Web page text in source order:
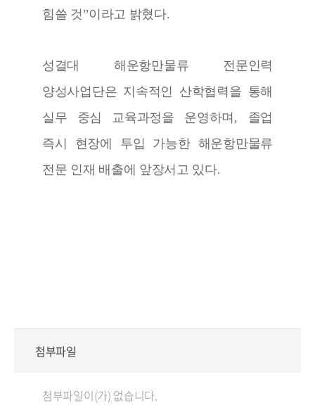
힘쓸 것”이라고 밝혔다.
성결대 해운항만물류 전문인력
양성사업단은 지속적인 산학협력을 통해
실무 중심 교육과정을 운영하며 , 졸업
즉시 현장에 투입 가능한 해운항만물류
전문 인재 배출에 앞장서고 있다.
첨부파일
첨부파일이(가) 없습니다.